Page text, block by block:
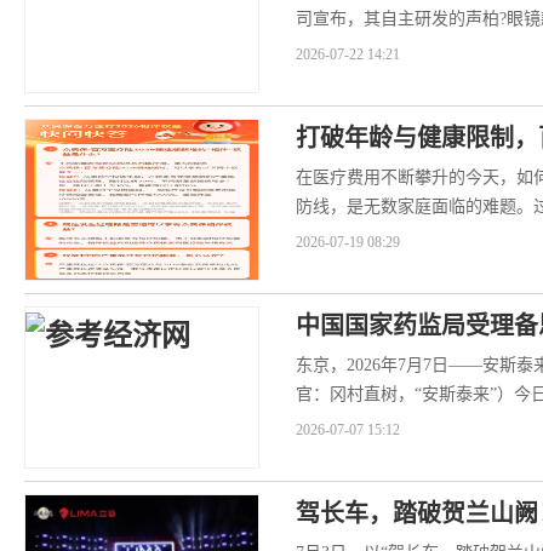
司宣布，其自主研发的声柏?眼
督管理局（NMPA）批准上...
2026-07-22 14:21
打破年龄与健康限制
在医疗费用不断攀升的今天，如
防线，是无数家庭面临的难题
这些最需要保障的群体被拒之门
2026-07-19 08:29
中国国家药监局受理
东京，2026年7月7日——安斯泰
官：冈村直树，“安斯泰来”）今
（NMPA）药品审评中...
2026-07-07 15:12
驾长车，踏破贺兰山